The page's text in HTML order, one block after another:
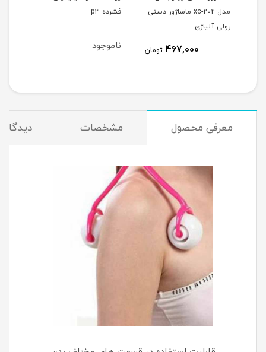
مدل xc-202 ماساژور دستی
رولی آلیاژی
467,000 تومان
فشرده p3
ناموجود
معرفی محصول مشخصات